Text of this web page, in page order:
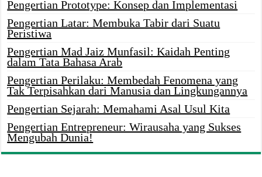
Pengertian Prototype: Konsep dan Implementasi
Pengertian Latar: Membuka Tabir dari Suatu
Peristiwa
Pengertian Mad Jaiz Munfasil: Kaidah Penting
dalam Tata Bahasa Arab
Pengertian Perilaku: Membedah Fenomena yang
Tak Terpisahkan dari Manusia dan Lingkungannya
Pengertian Sejarah: Memahami Asal Usul Kita
Pengertian Entrepreneur: Wirausaha yang Sukses
Mengubah Dunia!